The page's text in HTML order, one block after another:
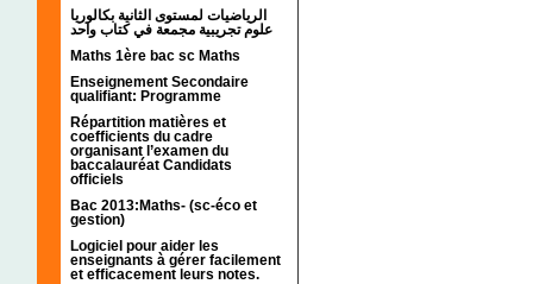
الرياضيات لمستوى الثانية بكالوريا
علوم تجريبية مجمعة في كتاب واحد
Maths 1ère bac sc Maths
Enseignement Secondaire
qualifiant: Programme
Répartition matières et
coefficients du cadre
organisant l’examen du
baccalauréat Candidats
officiels
Bac 2013:Maths- (sc-éco et
gestion)
Logiciel pour aider les
enseignants à gérer facilement
et efficacement leurs notes.